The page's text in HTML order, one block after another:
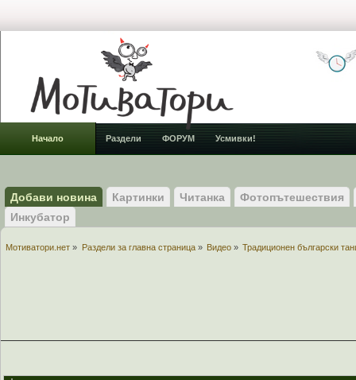
Начало Раздели ФОРУМ Усмивки!
Добави новина Картинки Читанка
Фотопътешествия
Инкубатор
Мотиватори.нет » Раздели за главна страница» Видео» Традиционен български